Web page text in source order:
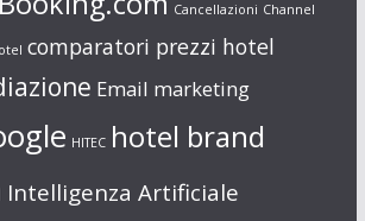
Cancellazioni Channel
comparatori prezzi hotel
Email marketing
HITEC hotel brand
Intelligenza Artificiale